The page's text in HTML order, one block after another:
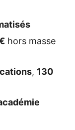
hors masse
, 130